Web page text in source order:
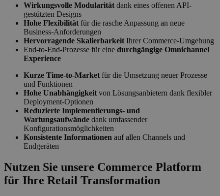
Wirkungsvolle Modularität dank eines offenen API-
gestützten Designs
Hohe Flexibilität für die rasche Anpassung an neue
Business-Anforderungen
Hervorragende Skalierbarkeit Ihrer Commerce-Umgebung
End-to-End-Prozesse für eine durchgängige Omnichannel
Experience
Kurze Time-to-Market für die Umsetzung neuer Prozesse
und Funktionen
Hohe Unabhängigkeit von Lösungsanbietern dank flexibler
Deployment-Optionen
Reduzierte Implementierungs- und
Wartungsaufwände dank umfassender
Konfigurationsmöglichkeiten
Konsistente Informationen auf allen Channels und
Endgeräten
Nutzen Sie unsere Commerce Platform
für Ihre Retail Transformation